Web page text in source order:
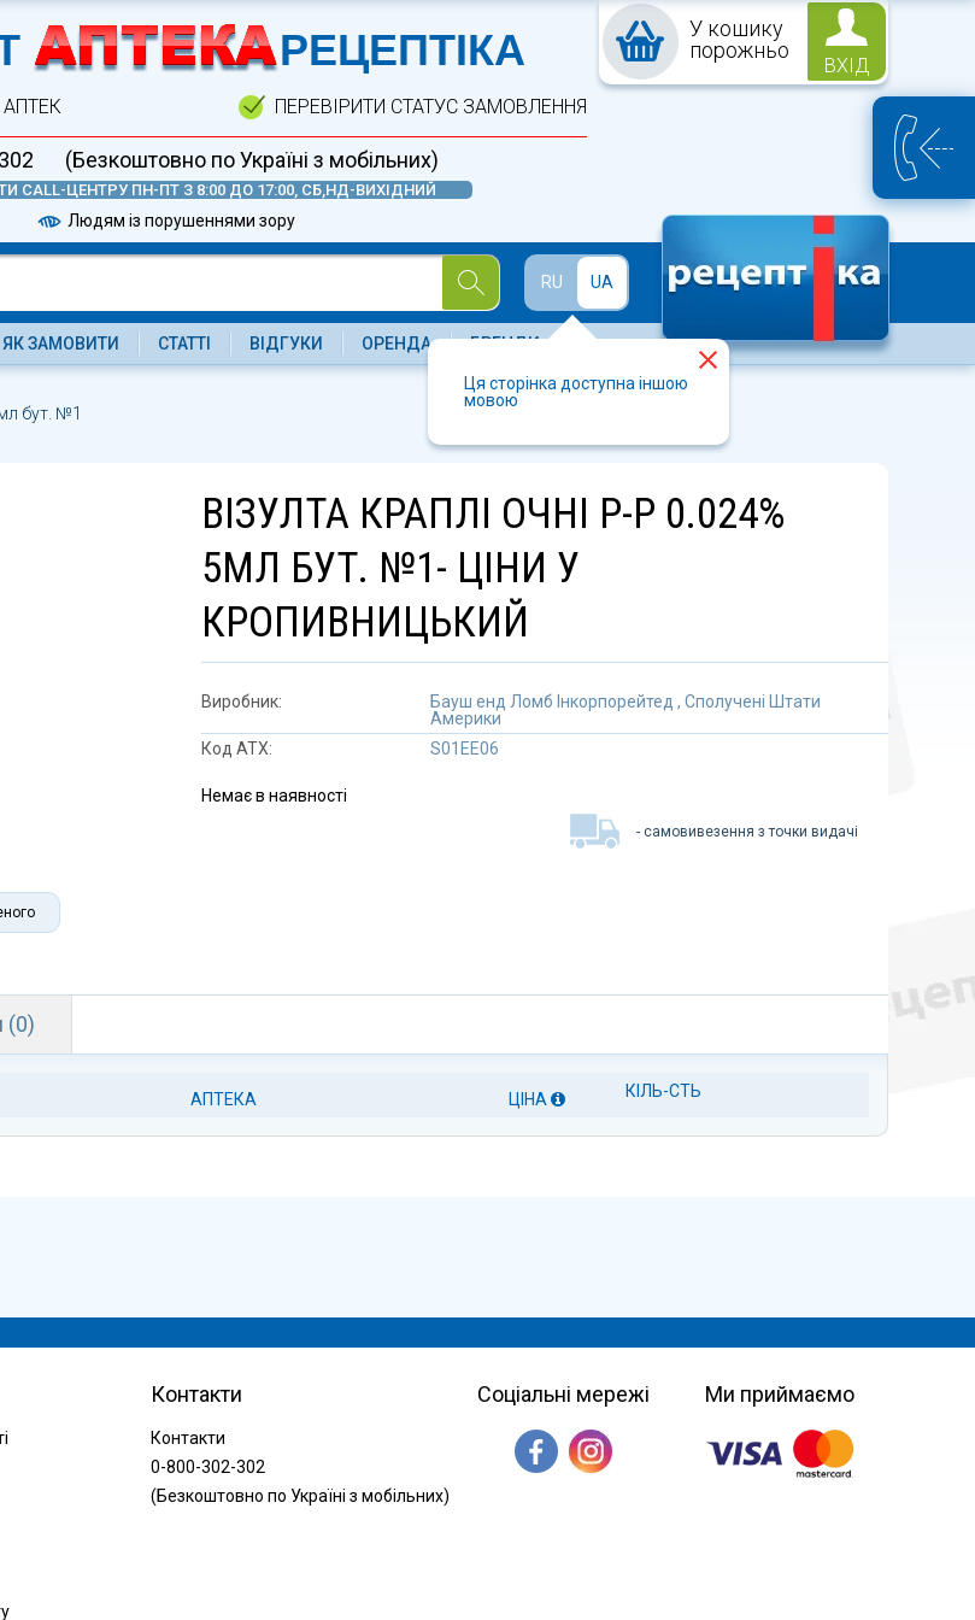
У кошику
порожньо
ВХІД
АПТЕКА
РЕЦЕПТІКА
ПЕРЕВІРИТИ СТАТУС ЗАМОВЛЕННЯ
(Безкоштовно по Україні з мобільних)
CALL-ЦЕНТРУ ПН-ПТ З 8:00 ДО 17:00, СБ,НД-ВИХІДНИЙ
Людям із порушеннями зору
RU UA
Ця сторінка доступна іншою
мовою
ЯК ЗАМОВИТИ СТАТТІ ВІДГУКИ ОРЕНДА БРЕНДИ
бут. №1
ВІЗУЛТА КРАПЛІ ОЧНІ Р-Р 0.024%
5МЛ БУТ. №1- ЦІНИ У
КРОПИВНИЦЬКИЙ
Виробник:
Бауш енд Ломб Інкорпорейтед , Сполучені Штати
Америки
Код АТХ:
S01EE06
Немає в наявності
- самовивезення з точки видачі
(0)
АПТЕКА ЦІНА КІЛЬ-СТЬ
Контакти
Контакти
0-800-302-302
(Безкоштовно по Україні з мобільних)
Соціальні мережі Ми приймаємо